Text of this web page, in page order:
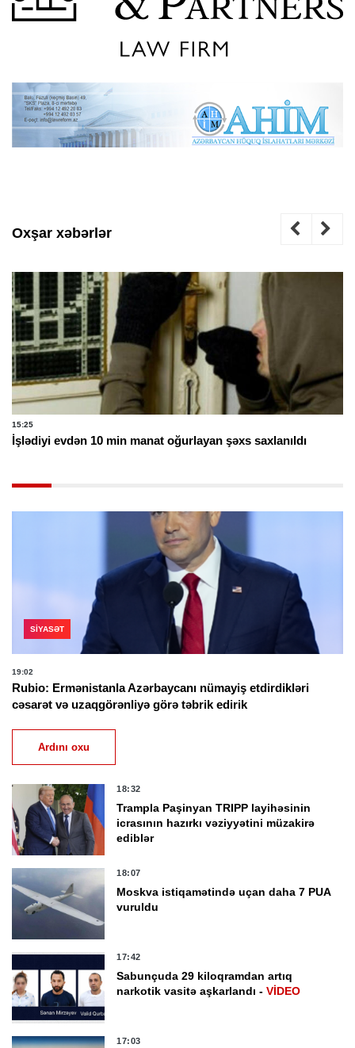
Oxşar xəbərlər
15:25
İşlədiyi evdən 10 min manat oğurlayan şəxs saxlanıldı
SIYASƏT
19:02
Rubio: Ermənistanla Azərbaycanı nümayiş etdirdikləri
cəsarət və uzaqgörənliyə görə təbrik edirik
Ardını oxu
18:32
Trampla Paşinyan TRIPP layihəsinin
icrasının hazırkı vəziyyətini müzakirə
ediblər
18:07
Moskva istiqamətində uçan daha 7 PUA
vuruldu
17:42
Sabunçuda 29 kiloqramdan artıq
narkotik vasitə aşkarlandı -VİDEO
17:03